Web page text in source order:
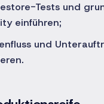
Tests und
einführen;
und